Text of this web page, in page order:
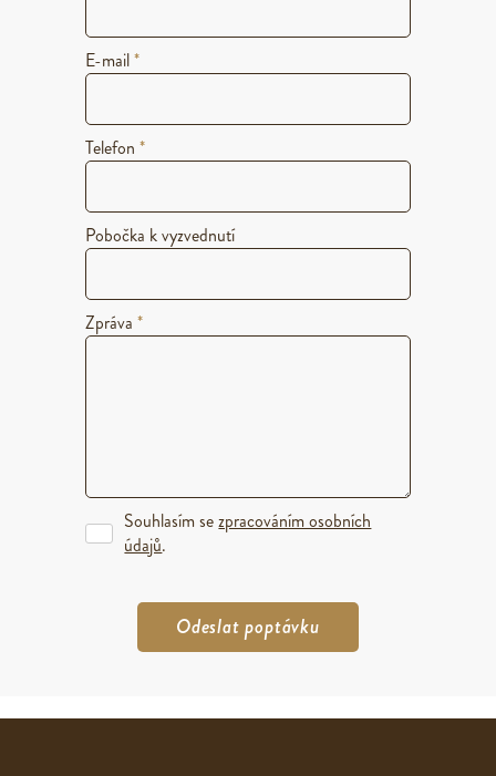
E-mail*
Telefon *
Pobočka k vyzvednutí
Zpráva *
Souhlasím sezpracováním osobních
údajů.